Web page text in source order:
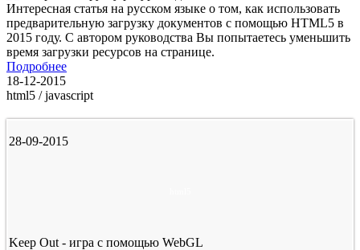
Интересная статья на русском языке о том, как использовать
предварительную загрузку документов с помощью HTML5 в
2015 году. С автором руководства Вы попытаетесь уменьшить
время загрузки ресурсов на странице.
Подробнее
18-12-2015
html5 / javascript
28-09-2015
Keep Out - игра с помощью WebGL